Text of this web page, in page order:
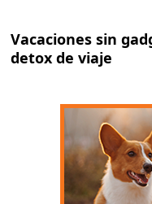
Vacaciones sin
detox de viaje